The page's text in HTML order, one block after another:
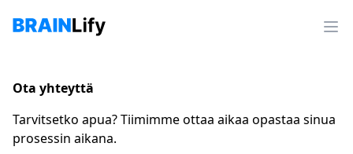
Ota yhteyttä
Tarvitsetko apua? Tiimimme ottaa aikaa opastaa sinua
prosessin aikana.